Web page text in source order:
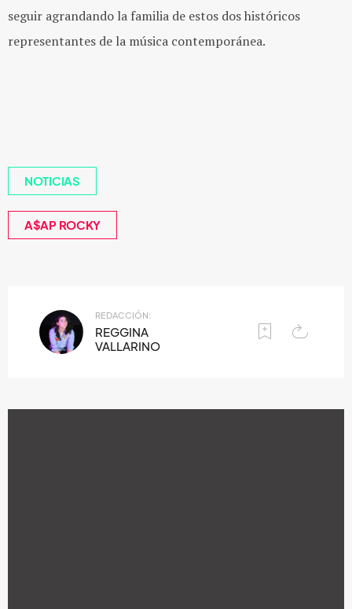
seguir agrandando la familia de estos dos históricos
representantes de la música contemporánea.
NOTICIAS
A$AP ROCKY
REDACCIÓN:
REGGINA
VALLARINO